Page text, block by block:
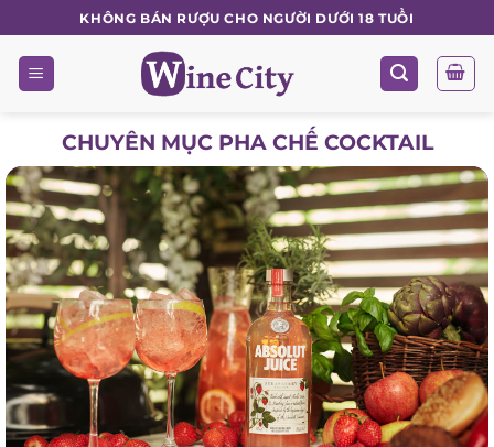
to
content
KHÔNG BÁN RƯỢU CHO NGƯỜI DƯỚI 18 TUỔI
CHUYÊN MỤC PHA CHẾ COCKTAIL